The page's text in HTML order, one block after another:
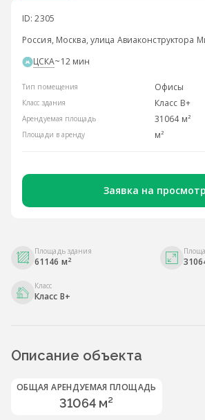
ID: 2305
Россия, Москва, улица Авиаконструктора
ЦСКА~12 мин
Тип помещения Офисы
Класс здания Класс B+
Арендуемая площадь 31064 м²
Площади в аренду м²
Заявка на просмотр
Площадь здания
61146 м2
Класс
Класс B+
Описание объекта
ОБЩАЯ АРЕНДУЕМАЯ ПЛОЩАДЬ
31064 м²